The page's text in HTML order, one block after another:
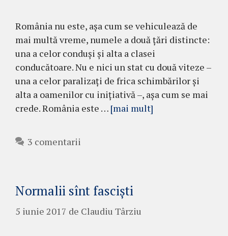
România nu este, așa cum se vehiculează de
mai multă vreme, numele a două țări distincte:
una a celor conduși și alta a clasei
conducătoare. Nu e nici un stat cu două viteze –
una a celor paralizați de frica schimbărilor și
alta a oamenilor cu inițiativă –, așa cum se mai
crede. România este … [mai mult]
3 comentarii
Normalii sînt fasciști
5 iunie 2017 de Claudiu Târziu